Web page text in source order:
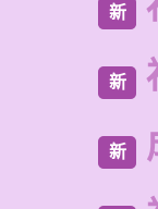
新
新
新